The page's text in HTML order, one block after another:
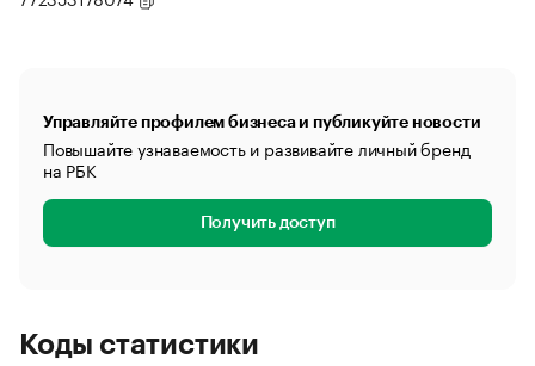
Управляйте профилем бизнеса и публикуйте новости
Повышайте узнаваемость и развивайте личный бренд
на РБК
Получить доступ
Коды статистики